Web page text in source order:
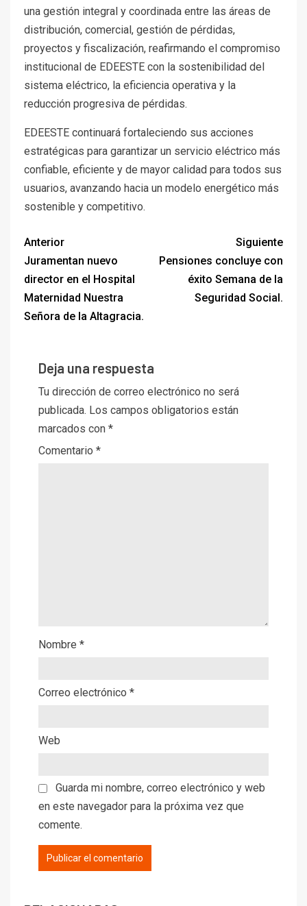
una gestión integral y coordinada entre las áreas de
distribución, comercial, gestión de pérdidas,
proyectos y fiscalización, reafirmando el compromiso
institucional de EDEESTE con la sostenibilidad del
sistema eléctrico, la eficiencia operativa y la
reducción progresiva de pérdidas.
EDEESTE continuará fortaleciendo sus acciones
estratégicas para garantizar un servicio eléctrico más
confiable, eficiente y de mayor calidad para todos sus
usuarios, avanzando hacia un modelo energético más
sostenible y competitivo.
Anterior
Juramentan nuevo
director en el Hospital
Maternidad Nuestra
Señora de la Altagracia.
Siguiente
Pensiones concluye con
éxito Semana de la
Seguridad Social.
Deja una respuesta
Tu dirección de correo electrónico no será
publicada. Los campos obligatorios están
marcados con *
Comentario *
Nombre *
Correo electrónico *
Web
Guarda mi nombre, correo electrónico y web
en este navegador para la próxima vez que
comente.